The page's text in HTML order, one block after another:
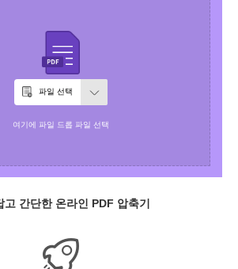
파일 선택
여기에 파일 드롭 파일 선택
고 간단한 온라인 PDF 압축기